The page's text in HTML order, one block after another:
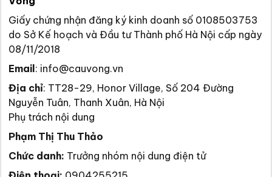
Giấy chứng nhận đăng ký kinh doanh số 0108503753
do Sở Kế hoạch và Đầu tư Thành phố Hà Nội cấp ngày
08/11/2018
Email : info@cauvong.vn
Địa chỉ: TT28-29, Honor Village, Số 204 Đường
Nguyễn Tuân, Thanh Xuân, Hà Nội
Phụ trách nội dung
Phạm Thị Thu Thảo
Chức danh: Trưởng nhóm nội dung điện tử